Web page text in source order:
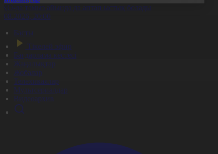
да тамыз айында да аптап ыстық болады
20:00
Басты
Тікелей эфир
Бағдарлама кестесі
Жаңалықтар
Жобалар
Телехикаялар
Мультсериалдар
Видеоархив